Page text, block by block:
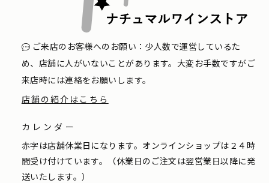
ご来店のお客様へのお願い：少人数で運営しているた
め、店舗に人がいないことがあります。大変お手数ですがご
来店時には連絡をお願いします。
店舗の紹介はこちら
カレンダー
赤字は店舗休業日になります。オンラインショップは２４時
間受け付けています。（休業日のご注文は翌営業日以降に発
送いたします。）